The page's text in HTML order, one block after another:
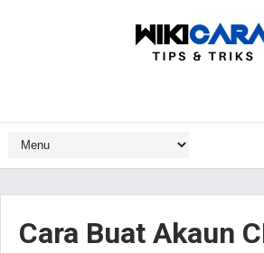
Cara Buat Akaun